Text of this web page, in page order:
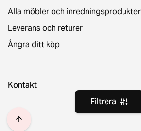
Filtrera
Alla möbler och inredningsprodukter
Leverans och returer
Ångra ditt köp
Kontakt